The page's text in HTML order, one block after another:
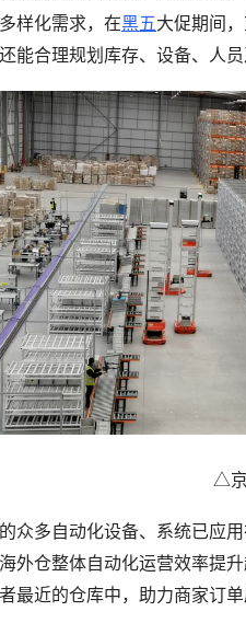
样化需求，在黑五大促期间
能合理规划库存、设备、人
△京
众多自动化设备、系统已应
外仓整体自动化运营效率提
最近的仓库中，助力商家订单